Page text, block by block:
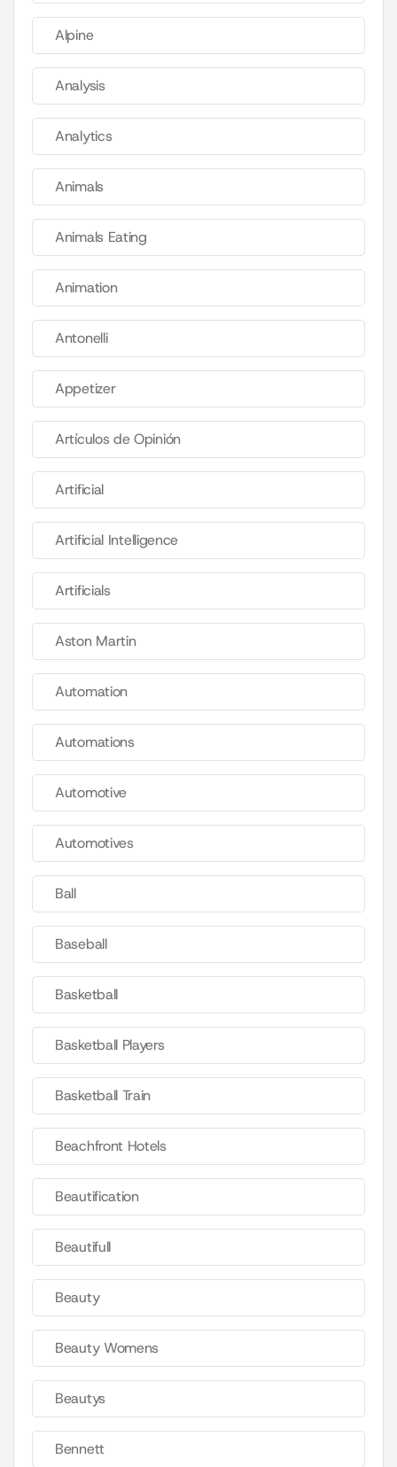
Alpine
Analysis
Analytics
Animals
Animals Eating
Animation
Antonelli
Appetizer
Artículos de Opinión
Artificial
Artificial Intelligence
Artificials
Aston Martin
Automation
Automations
Automotive
Automotives
Ball
Baseball
Basketball
Basketball Players
Basketball Train
Beachfront Hotels
Beautification
Beautifull
Beauty
Beauty Womens
Beautys
Bennett